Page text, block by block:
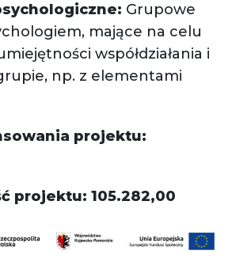
Grupowe
mające na celu
współdziałania i
np. z elementami
projektu:
projektu: 105.282,00